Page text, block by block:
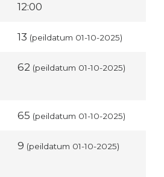
12:00
13 (peildatum 01-10-2025)
62 (peildatum 01-10-2025)
65 (peildatum 01-10-2025)
9 (peildatum 01-10-2025)